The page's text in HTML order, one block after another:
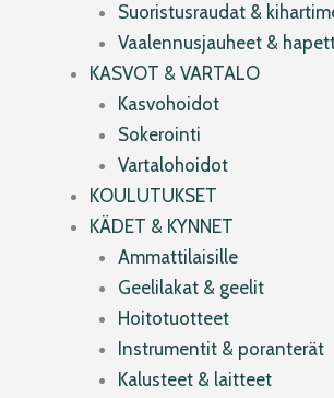
Suoristusraudat &
Vaalennusjauheet &
KASVOT & VARTALO
Kasvohoidot
Sokerointi
Vartalohoidot
KOULUTUKSET
KÄDET & KYNNET
Ammattilaisille
Geelilakat & geelit
Hoitotuotteet
Instrumentit & poranterät
Kalusteet & laitteet